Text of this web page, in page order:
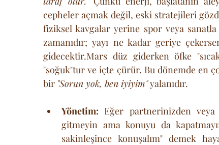
cepheler açmak değil, eski stratejileri
fiziksel kavgalar yerine spor veya
zamanıdır; yayı ne kadar geriye
gidecektir.Mars düz giderken öfke
"soğuk"tur ve içte çürür. Bu dönemde en
bir "Sorun yok, ben iyiyim" yalanıdır.
Yönetim: Eğer partnerinizden
gitmeyin ama konuyu da
sakinleşince konuşalım" demek